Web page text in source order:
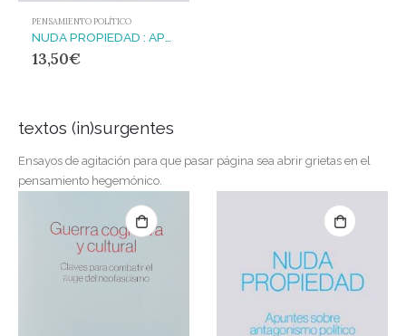
PENSAMIENTO POLÍTICO
13,50€
textos (in)surgentes
Ensayos de agitación para que pasar página sea abrir grietas en el
pensamiento hegemónico.